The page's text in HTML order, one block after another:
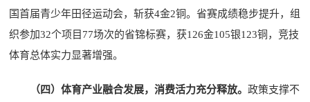
国首届青少年田径运动会，斩获4金2铜。省赛成绩稳步提升，组
织参加32个项目77场次的省锦标赛，获126金105银123铜，竞技
体育总体实力显著增强。
（四）体育产业融合发展，消费活力充分释放。政策支撑不